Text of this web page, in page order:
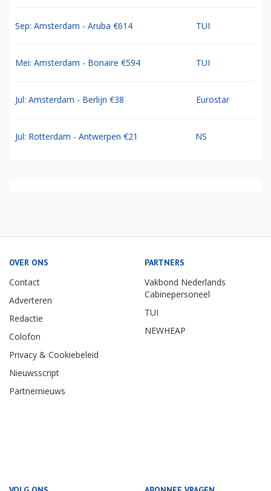
Sep: Amsterdam - Aruba €614 TUI
Mei: Amsterdam - Bonaire €594 TUI
Jul: Amsterdam - Berlijn €38 Eurostar
Jul: Rotterdam - Antwerpen €21 NS
OVER ONS
Contact
Adverteren
Redactie
Colofon
Privacy & Cookiebeleid
Nieuwsscript
Partnernieuws
PARTNERS
Vakbond Nederlands
Cabinepersoneel
TUI
NEWHEAP